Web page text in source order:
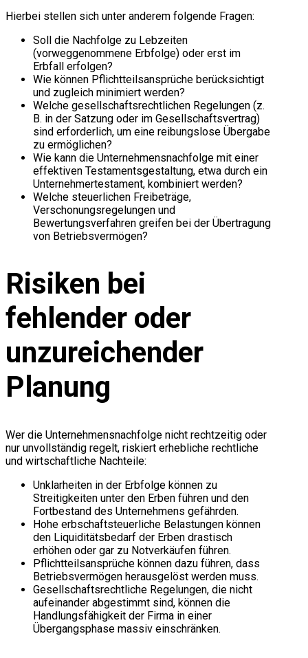
Hierbei stellen sich unter anderem folgende Fragen:
Soll die Nachfolge zu Lebzeiten
(vorweggenommene Erbfolge) oder erst im
Erbfall erfolgen?
Wie können Pflichtteilsansprüche berücksichtigt
und zugleich minimiert werden?
Welche gesellschaftsrechtlichen Regelungen (z.
B. in der Satzung oder im Gesellschaftsvertrag)
sind erforderlich, um eine reibungslose Übergabe
zu ermöglichen?
Wie kann die Unternehmensnachfolge mit einer
effektiven Testamentsgestaltung, etwa durch ein
Unternehmertestament, kombiniert werden?
Welche steuerlichen Freibeträge,
Verschonungsregelungen und
Bewertungsverfahren greifen bei der Übertragung
von Betriebsvermögen?
Risiken bei
fehlender oder
unzureichender
Planung
Wer die Unternehmensnachfolge nicht rechtzeitig oder
nur unvollständig regelt, riskiert erhebliche rechtliche
und wirtschaftliche Nachteile:
Unklarheiten in der Erbfolge können zu
Streitigkeiten unter den Erben führen und den
Fortbestand des Unternehmens gefährden.
Hohe erbschaftsteuerliche Belastungen können
den Liquiditätsbedarf der Erben drastisch
erhöhen oder gar zu Notverkäufen führen.
Pflichtteilsansprüche können dazu führen, dass
Betriebsvermögen herausgelöst werden muss.
Gesellschaftsrechtliche Regelungen, die nicht
aufeinander abgestimmt sind, können die
Handlungsfähigkeit der Firma in einer
Übergangsphase massiv einschränken.